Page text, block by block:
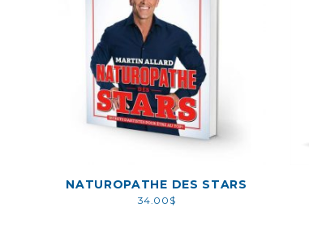
NATUROPATHE DES STARS
34.00 $